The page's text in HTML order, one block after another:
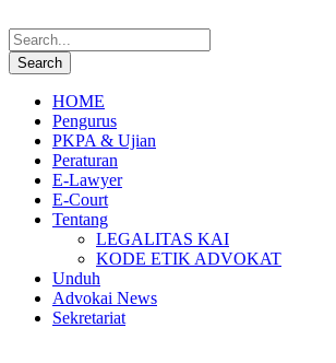
HOME
Pengurus
PKPA & Ujian
Peraturan
E-Lawyer
E-Court
Tentang
LEGALITAS KAI
KODE ETIK ADVOKAT
Unduh
Advokai News
Sekretariat